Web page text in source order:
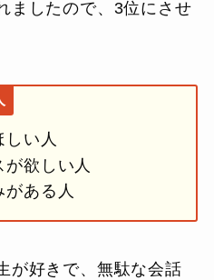
ましたので、3位にさせ
しい人
欲しい人
ある人
が好きで、無駄な会話